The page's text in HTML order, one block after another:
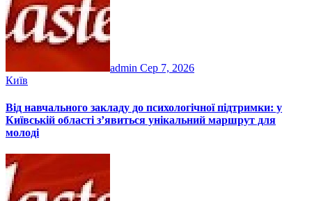
admin Сер 7, 2026
Київ
Від навчального закладу до психологічної підтримки: у
Київській області з’явиться унікальний маршрут для
молоді